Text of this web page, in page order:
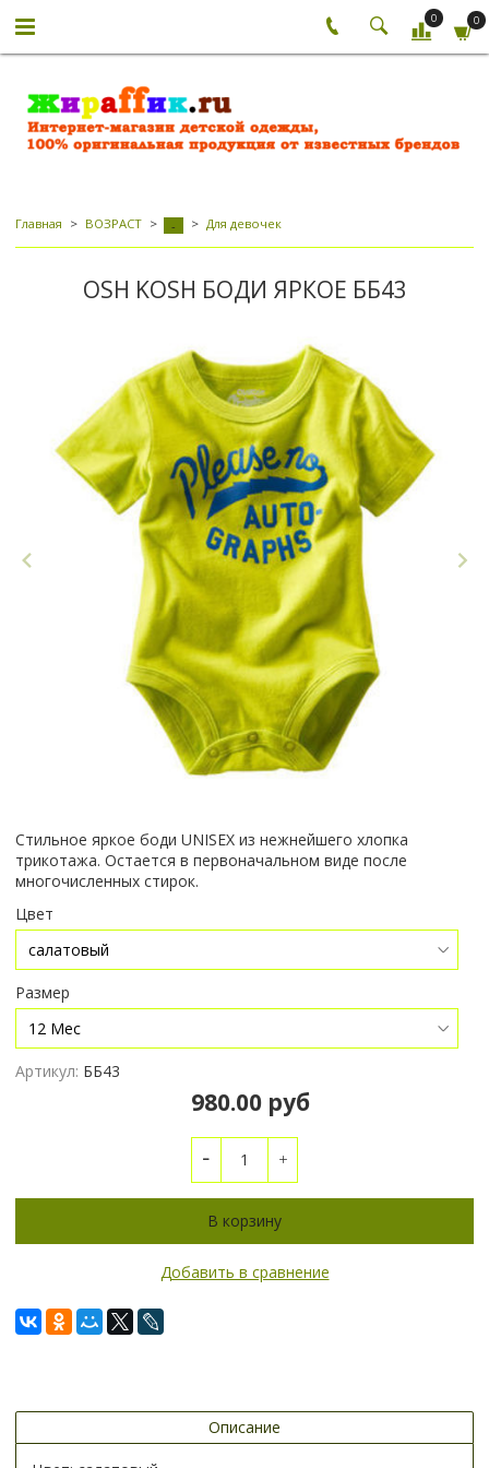
0 0
Главная ВОЗРАСТ - Для девочек
OSH KOSH БОДИ ЯРКОЕ ББ43
Стильное яркое боди UNISEX из нежнейшего хлопка
трикотажа. Остается в первоначальном виде после
многочисленных стирок.
Цвет
Размер
Артикул: ББ43
980.00 руб
В корзину
Добавить в сравнение
Описание